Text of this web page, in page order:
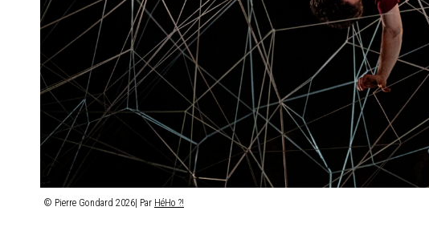
© Pierre Gondard 2026| Par HéHo ?!